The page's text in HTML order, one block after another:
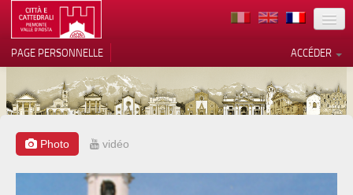
TERRITOIRE
ARCHITECTURE
MUSÉES
ITINÉRAIRES
ACCÉDER
PAGE PERSONNELLE
Photo vidéo
Notification lors de la collecte
Vos choix en matière de